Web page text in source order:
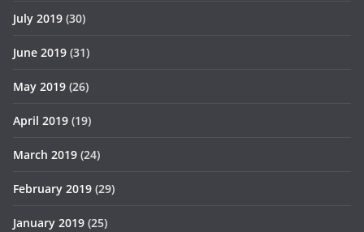
July 2019 (30)
June 2019 (31)
May 2019 (26)
April 2019 (19)
March 2019 (24)
February 2019 (29)
January 2019 (25)